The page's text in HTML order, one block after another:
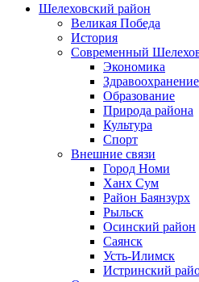
Шелеховский район
Великая Победа
История
Современный
Экономика
Здравоохранение
Образование
Природа района
Культура
Спорт
Внешние связи
Город Номи
Ханх Сум
Район Баянзурх
Рыльск
Осинский район
Саянск
Усть-Илимск
Истринский